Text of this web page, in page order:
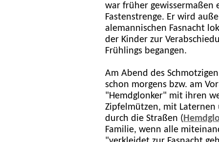
war früher gewissermaßen
Fastenstrenge. Er wird
alemannischen Fasnacht
der Kinder zur
Frühlings begangen.
Am Abend des
schon morgens bzw. am
"Hemdglonker" mit ihren
Zipfelmützen, mit
durch die Straßen (
Familie, wenn alle